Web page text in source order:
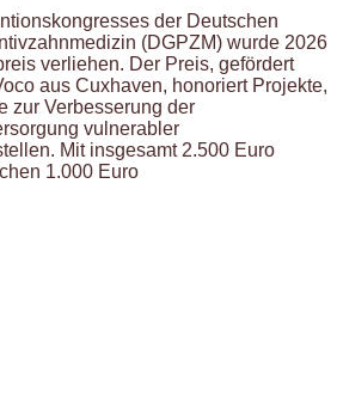
der Deutschen
(DGPZM) wurde 2026
verliehen. Der Preis, gefördert
aus Cuxhaven, honoriert Projekte,
zur Verbesserung der
vulnerabler
Mit insgesamt 2.500 Euro
1.000 Euro